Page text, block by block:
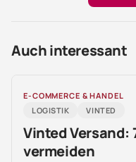
Auch interessant
E-COMMERCE & HANDEL
LOGISTIK
VINTED
Vinted Versand:
vermeiden